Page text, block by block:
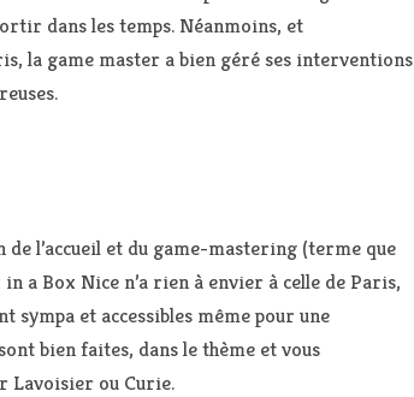
dans les temps. Néanmoins, et
la game master a bien géré ses interventions
de l’accueil et du game-mastering (terme que
a Box Nice n’a rien à envier à celle de Paris,
sympa et accessibles même pour une
bien faites, dans le thème et vous
Lavoisier ou Curie.